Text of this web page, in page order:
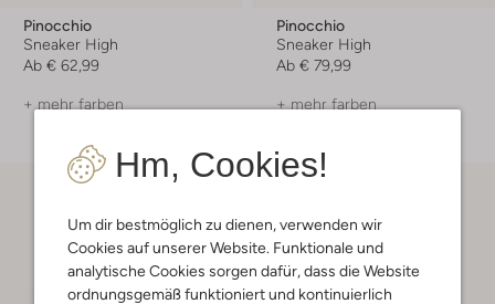
Hm, Cookies!
Um dir bestmöglich zu dienen, verwenden wir
Cookies auf unserer Website. Funktionale und
analytische Cookies sorgen dafür, dass die Website
ordnungsgemäß funktioniert und kontinuierlich
Pinocchio
Sneaker High
Ab € 62,99
+ mehr farben
Pinocchio
Sneaker High
Ab € 79,99
+ mehr farben